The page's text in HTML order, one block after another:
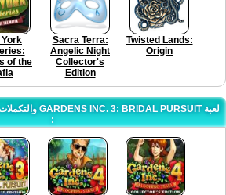
of the
Sacra Terra:
Angelic Night
Collector's
Edition
Twisted Lands:
Origin
: